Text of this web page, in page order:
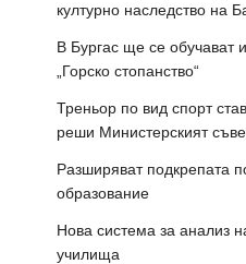
културно наследство на
В Бургас ще се обучават
„Горско стопанство“
Треньор по вид спорт
реши Министерският
Разширяват подкрепата
образование
Нова система за анализ
училища